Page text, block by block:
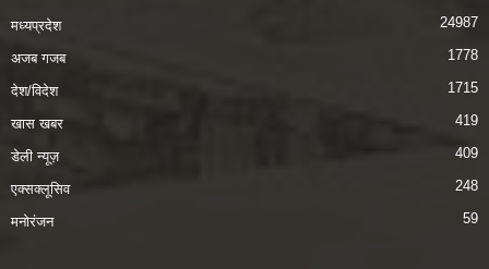
मध्यप्रदेश 24987
अजब गजब 1778
देश/विदेश 1715
खास खबर 419
डेली न्यूज़ 409
एक्सक्लूसिव 248
मनोरंजन 59